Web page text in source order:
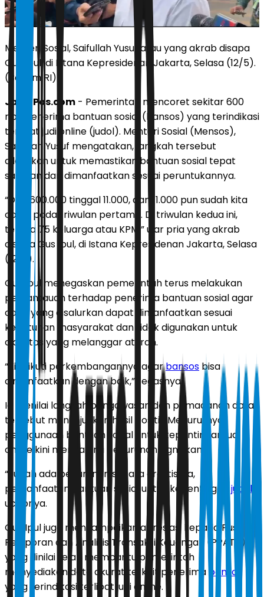
Menteri Sosial, Saifullah Yusuf atau yang akrab disapa
Gus Ipul, di Istana Kepresidenan Jakarta, Selasa (12/5).
(Bakom RI)
JawaPos.com - Pemerintah mencoret sekitar 600
ribu penerima bantuan sosial (bansos) yang terindikasi
terlibat judi online (judol). Menteri Sosial (Mensos),
Saifullah Yusuf mengatakan, langkah tersebut
dilakukan untuk memastikan bantuan sosial tepat
sasaran dan dimanfaatkan sesuai peruntukannya.
“Dari 600.000 tinggal 11.000, dan 11.000 pun sudah kita
coret pada triwulan pertama. Di triwulan kedua ini,
tersisa 75 keluarga atau KPM,” ujar pria yang akrab
disapa Gus Ipul, di Istana Kepresidenan Jakarta, Selasa
(12/5).
Gus Ipul menegaskan pemerintah terus melakukan
pemantauan terhadap penerima bantuan sosial agar
dana yang disalurkan dapat dimanfaatkan sesuai
kebutuhan masyarakat dan tidak digunakan untuk
aktivitas yang melanggar aturan.
“Kita ikuti perkembangannya agarbansos bisa
dimanfaatkan dengan baik,” tegasnya.
Ia menilai langkah pengawasan dan pemadanan data
tersebut menunjukkan hasil positif. Menurutnya,
penggunaan bantuan sosial untuk kepentingan judi
online kini mengalami penurunan signifikan.
“Sudah ada penurunan secara drastis, ya,
pemanfaatan bantuan sosial untuk kepentinganjudol
ucapnya.
Gus Ipul juga menyampaikan apresiasi kepada Pusat
Pelaporan dan Analisis Transaksi Keuangan (PPATK)
yang dinilai telah membantu pemerintah
menyediakan data akurat terkait penerima bansos
yang terindikasi terlibat judi online.